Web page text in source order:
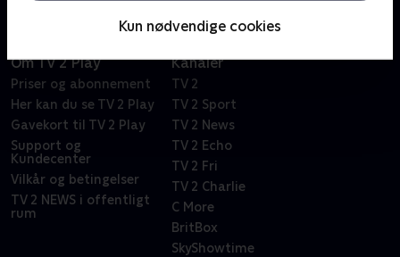
Kun nødvendige cookies
Om TV 2 Play
Priser og abonnement
Her kan du se TV 2 Play
Gavekort til TV 2 Play
Support og
Kundecenter
Vilkår og betingelser
TV 2 NEWS i offentligt
rum
Kanaler
TV 2
TV 2 Sport
TV 2 News
TV 2 Echo
TV 2 Fri
TV 2 Charlie
C More
BritBox
SkyShowtime